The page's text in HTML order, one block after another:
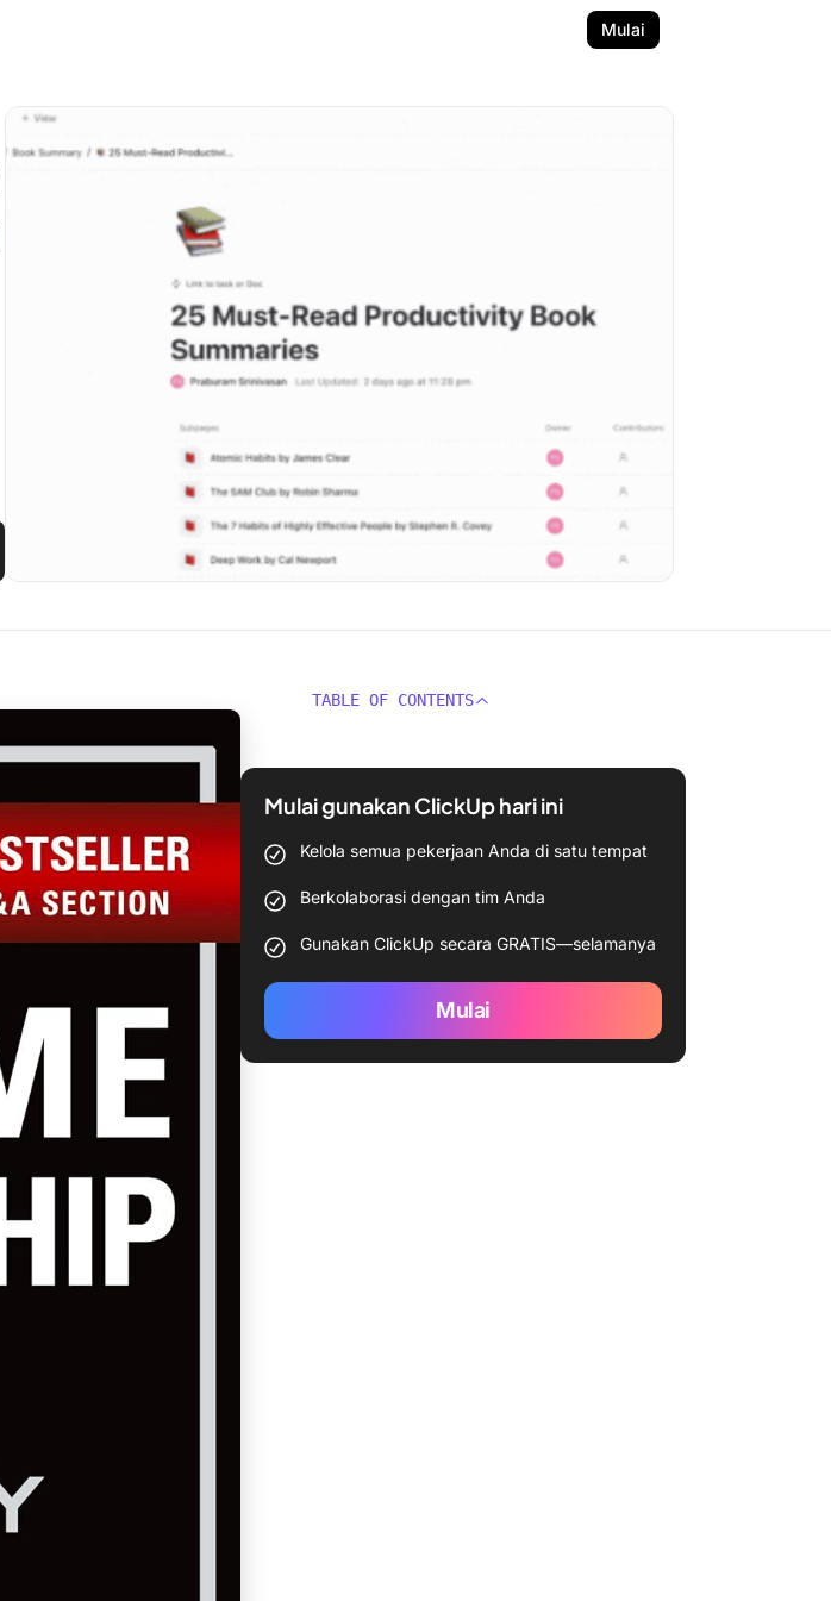
Mulai
TABLE OF CONTENTS
Mulai gunakan ClickUp hari ini
Kelola semua pekerjaan Anda di satu tempat
Berkolaborasi dengan tim Anda
Gunakan ClickUp secara GRATIS—selamanya
Mulai